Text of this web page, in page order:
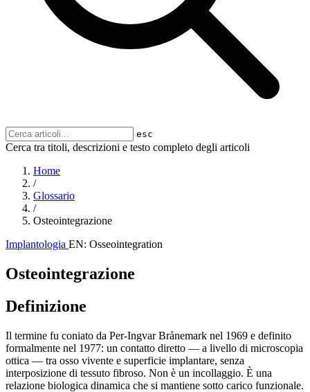
esc
Cerca tra titoli, descrizioni e testo completo degli articoli
Home
/
Glossario
/
Osteointegrazione
Implantologia EN: Osseointegration
Osteointegrazione
Definizione
Il termine fu coniato da Per-Ingvar Brånemark nel 1969 e definito
formalmente nel 1977: un contatto diretto — a livello di microscopia
ottica — tra osso vivente e superficie implantare, senza
interposizione di tessuto fibroso. Non è un incollaggio. È una
relazione biologica dinamica che si mantiene sotto carico funzionale.